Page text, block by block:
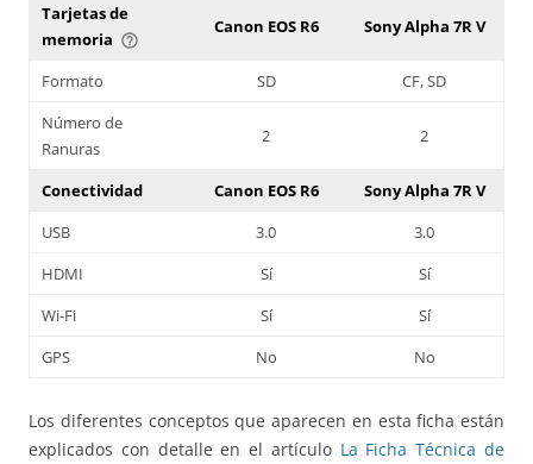
Tarjetas de
memoria help_outline
Canon EOS R6 Sony Alpha 7R V
Formato SD
CF, SD
Número de
Ranuras
2 2
Conectividad Canon EOS R6
Sony Alpha 7R V
USB
3.0
3.0
HDMI
Sí
Sí
Wi-Fi
Sí
Sí
GPS
No No
Los diferentes conceptos que aparecen en esta ficha están
explicados con detalle en el artículo La Ficha Técnica de